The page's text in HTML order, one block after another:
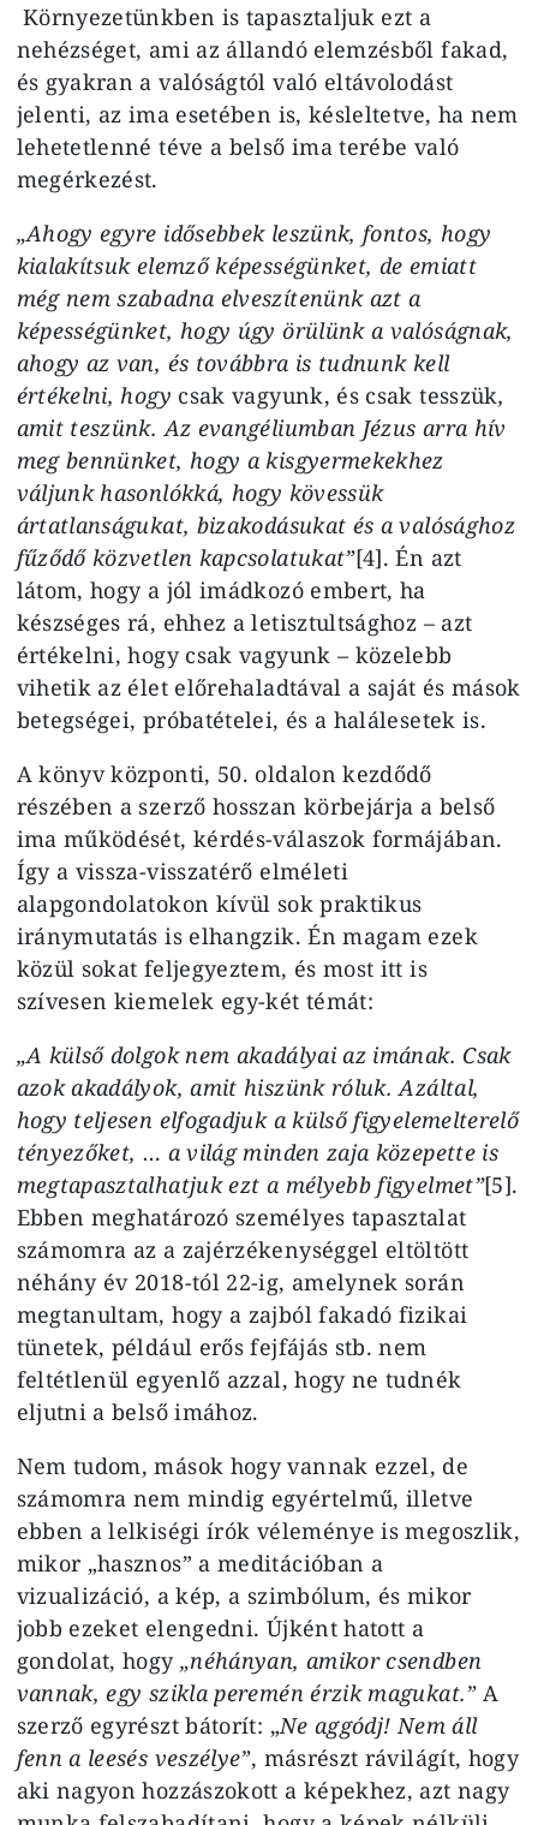
Környezetünkben is tapasztaljuk ezt a
nehézséget, ami az állandó elemzésből fakad,
és gyakran a valóságtól való eltávolodást
jelenti, az ima esetében is, késleltetve, ha nem
lehetetlenné téve a belső ima terébe való
megérkezést.
„Ahogy egyre idősebbek leszünk, fontos, hogy
kialakítsuk elemző képességünket, de emiatt
még nem szabadna elveszítenünk azt a
képességünket, hogy úgy örülünk a valóságnak,
ahogy az van, és továbbra is tudnunk kell
értékelni, hogy csak vagyunk, és csak tesszük,
amit teszünk. Az evangéliumban Jézus arra hív
meg bennünket, hogy a kisgyermekekhez
váljunk hasonlókká, hogy kövessük
ártatlanságukat, bizakodásukat és a valósághoz
fűződő közvetlen kapcsolatukat”[4]. Én azt
látom, hogy a jól imádkozó embert, ha
készséges rá, ehhez a letisztultsághoz – azt
értékelni, hogy csak vagyunk – közelebb
vihetik az élet előrehaladtával a saját és mások
betegségei, próbatételei, és a halálesetek is.
A könyv központi, 50. oldalon kezdődő
részében a szerző hosszan körbejárja a belső
ima működését, kérdés-válaszok formájában.
Így a vissza-visszatérő elméleti
alapgondolatokon kívül sok praktikus
iránymutatás is elhangzik. Én magam ezek
közül sokat feljegyeztem, és most itt is
szívesen kiemelek egy-két témát:
„A külső dolgok nem akadályai az imának. Csak
azok akadályok, amit hiszünk róluk. Azáltal,
hogy teljesen elfogadjuk a külső figyelemelterelő
tényezőket, … a világ minden zaja közepette is
megtapasztalhatjuk ezt a mélyebb figyelmet”[5].
Ebben meghatározó személyes tapasztalat
számomra az a zajérzékenységgel eltöltött
néhány év 2018-tól 22-ig, amelynek során
megtanultam, hogy a zajból fakadó fizikai
tünetek, például erős fejfájás stb. nem
feltétlenül egyenlő azzal, hogy ne tudnék
eljutni a belső imához.
Nem tudom, mások hogy vannak ezzel, de
számomra nem mindig egyértelmű, illetve
ebben a lelkiségi írók véleménye is megoszlik,
mikor „hasznos” a meditációban a
vizualizáció, a kép, a szimbólum, és mikor
jobb ezeket elengedni. Újként hatott a
gondolat, hogy „néhányan, amikor csendben
vannak, egy szikla peremén érzik magukat.”A
szerző egyrészt bátorít: „Ne aggódj! Nem áll
fenn a leesés veszélye”, másrészt rávilágít, hogy
aki nagyon hozzászokott a képekhez, azt nagy